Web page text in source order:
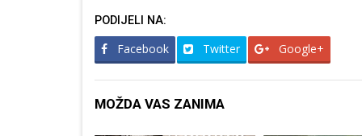
PODIJELI NA:
Facebook Twitter Google+
MOŽDA VAS ZANIMA